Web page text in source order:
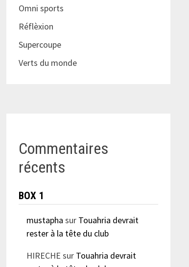
Omni sports
Réflèxion
Supercoupe
Verts du monde
Commentaires
récents
BOX 1
mustapha sur Touahria devrait
rester à la tête du club
HIRECHE sur Touahria devrait